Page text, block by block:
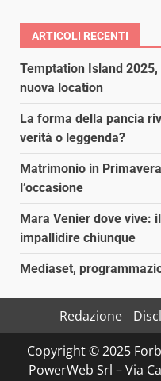
ARTICOLI RECENTI
Temptation Island
nuova location
La forma della pancia
verità o leggenda?
Matrimonio in
l’occasione
Mara Venier dove vive:
impallidire chiunque
Mediaset,
Redazione
Copyright © 2025
PowerWeb Srl – Via